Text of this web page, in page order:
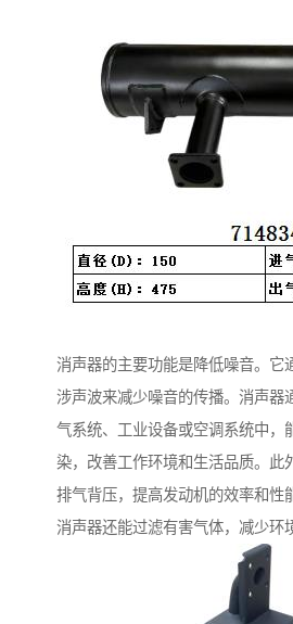
消声器的主要功能是降低噪音。它
涉声波来减少噪音的传播。消声器
气系统、工业设备或空调系统中，
染，改善工作环境和生活品质。此
排气背压，提高发动机的效率和性
消声器还能过滤有害气体，减少环